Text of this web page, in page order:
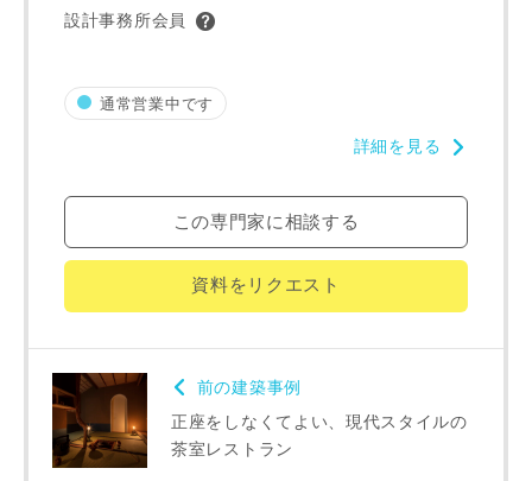
設計事務所会員
通常営業中です
詳細を見る
この専門家に相談する
資料をリクエスト
前の建築事例
正座をしなくてよい、現代スタイルの
茶室レストラン
当社は，当社の プライバシーポリシー
た情報を利用します。
た専門家へ提供すること、または当社サービスのご案内のた
めに利用します。
当社は、本サービス又は利用契約に関し，お客様に発生した
律上の請求原因の如何を問わず賠償の責任を負わないものと
当社は、お客様が本サービスを利用することにより第三者と
の間で生じた紛争等について一切責任を負わないものとしま
入力内容を送信する